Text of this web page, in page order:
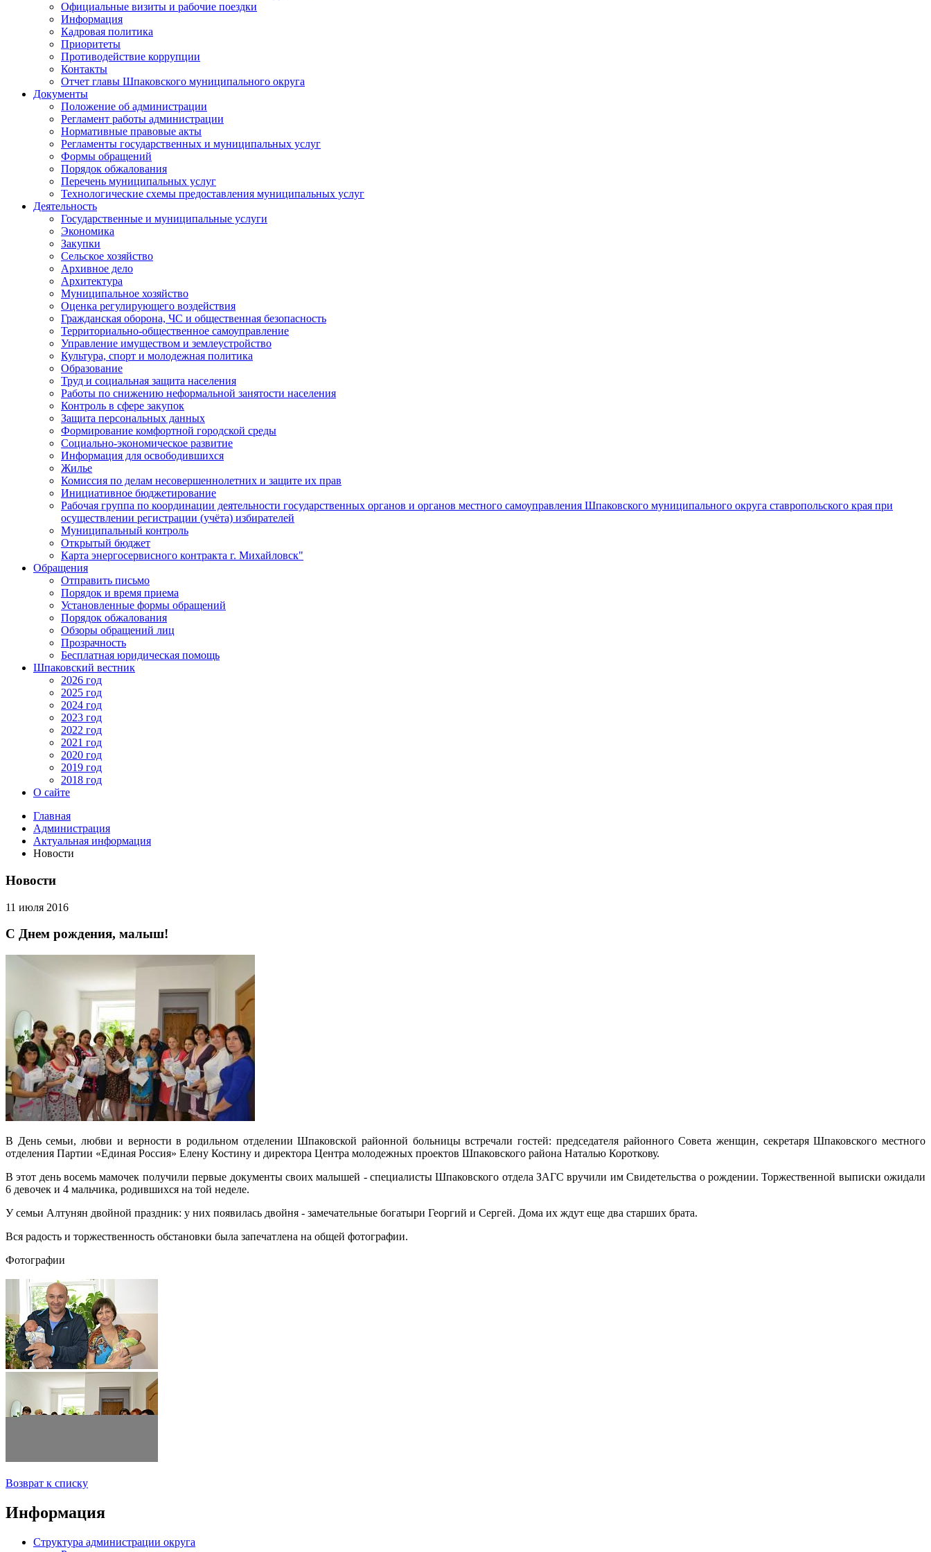
Официальные визиты и рабочие поездки
Информация
Кадровая политика
Приоритеты
Противодействие коррупции
Контакты
Отчет главы Шпаковского муниципального округа
Документы
Положение об администрации
Регламент работы администрации
Нормативные правовые акты
Регламенты государственных и муниципальных услуг
Формы обращений
Порядок обжалования
Перечень муниципальных услуг
Технологические схемы предоставления муниципальных услуг
Деятельность
Государственные и муниципальные услуги
Экономика
Закупки
Сельское хозяйство
Архивное дело
Архитектура
Муниципальное хозяйство
Оценка регулирующего воздействия
Гражданская оборона, ЧС и общественная безопасность
Территориально-общественное самоуправление
Управление имуществом и землеустройство
Культура, спорт и молодежная политика
Образование
Труд и социальная защита населения
Работы по снижению неформальной занятости населения
Контроль в сфере закупок
Защита персональных данных
Формирование комфортной городской среды
Социально-экономическое развитие
Информация для освободившихся
Жилье
Комиссия по делам несовершеннолетних и защите их прав
Инициативное бюджетирование
Рабочая группа по координации деятельности государственных органов и органов местного самоуправления Шпаковского муниципального округа ставропольского края при
осуществлении регистрации (учёта) избирателей
Муниципальный контроль
Открытый бюджет
Карта энергосервисного контракта г. Михайловск"
Обращения
Отправить письмо
Порядок и время приема
Установленные формы обращений
Порядок обжалования
Обзоры обращений лиц
Прозрачность
Бесплатная юридическая помощь
Шпаковский вестник
2026 год
2025 год
2024 год
2023 год
2022 год
2021 год
2020 год
2019 год
2018 год
О сайте
Главная
Администрация
Актуальная информация
Новости
Новости
11 июля 2016
С Днем рождения, малыш!
В День семьи, любви и верности в родильном отделении Шпаковской районной больницы встречали гостей: председателя районного Совета женщин, секретаря Шпаковского местного
отделения Партии «Единая Россия» Елену Костину и директора Центра молодежных проектов Шпаковского района Наталью Короткову.
В этот день восемь мамочек получили первые документы своих малышей - специалисты Шпаковского отдела ЗАГС вручили им Свидетельства о рождении. Торжественной выписки ожидали
6 девочек и 4 мальчика, родившихся на той неделе.
У семьи Алтунян двойной праздник: у них появилась двойня - замечательные богатыри Георгий и Сергей. Дома их ждут еще два старших брата.
Вся радость и торжественность обстановки была запечатлена на общей фотографии.
Фотографии
Возврат к списку
Информация
Структура администрации округа